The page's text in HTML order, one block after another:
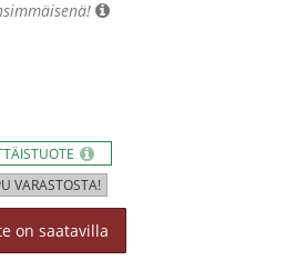
VARASTOSTA!
on saatavilla